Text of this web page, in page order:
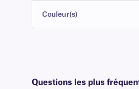
Couleur(s)
Questions les plus